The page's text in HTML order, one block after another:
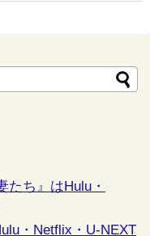
たち』はHulu・
・Netflix・U-NEXT